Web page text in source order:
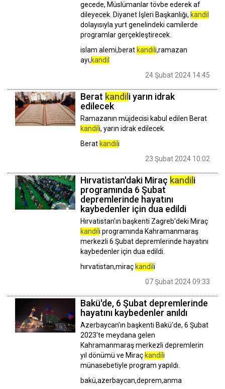
gecede, Müslümanlar tövbe ederek af
dileyecek. Diyanet İşleri Başkanlığı, kandil
dolayısıyla yurt genelindeki camilerde
programlar gerçekleştirecek.
islam alemi,berat kandil i,ramazan
ayı,kandil
24 Şubat 2024 14:45
Berat kandil i yarın idrak
edilecek
Ramazanın müjdecisi kabul edilen Berat
kandil i, yarın idrak edilecek.
Berat kandil i
23 Şubat 2024 10:02
Hırvatistan'daki Miraç kandil i
programında 6 Şubat
depremlerinde hayatını
kaybedenler için dua edildi
Hırvatistan'ın başkenti Zagreb'deki Miraç
kandil i programında Kahramanmaraş
merkezli 6 Şubat depremlerinde hayatını
kaybedenler için dua edildi.
hırvatistan,miraç kandil i
07 Şubat 2024 09:33
Bakü'de, 6 Şubat depremlerinde
hayatını kaybedenler anıldı
Azerbaycan'ın başkenti Bakü'de, 6 Şubat
2023'te meydana gelen
Kahramanmaraş merkezli depremlerin
yıl dönümü ve Miraç kandil i
münasebetiyle program yapıldı.
bakü,azerbaycan,deprem,anma